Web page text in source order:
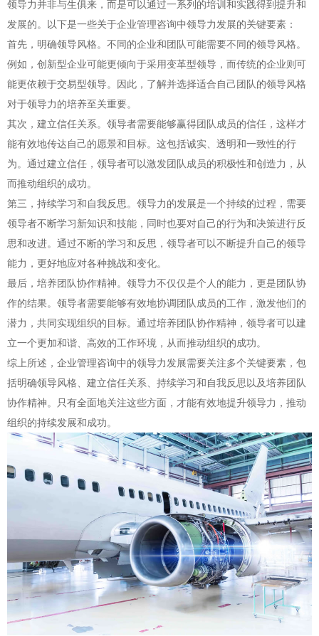
领导力并非与生俱来，而是可以通过一系列的培训和实践得到提升和
发展的。以下是一些关于企业管理咨询中领导力发展的关键要素：
首先，明确领导风格。不同的企业和团队可能需要不同的领导风格。
例如，创新型企业可能更倾向于采用变革型领导，而传统的企业则可
能更依赖于交易型领导。因此，了解并选择适合自己团队的领导风格
对于领导力的培养至关重要。
其次，建立信任关系。领导者需要能够赢得团队成员的信任，这样才
能有效地传达自己的愿景和目标。这包括诚实、透明和一致性的行
为。通过建立信任，领导者可以激发团队成员的积极性和创造力，从
而推动组织的成功。
第三，持续学习和自我反思。领导力的发展是一个持续的过程，需要
领导者不断学习新知识和技能，同时也要对自己的行为和决策进行反
思和改进。通过不断的学习和反思，领导者可以不断提升自己的领导
能力，更好地应对各种挑战和变化。
最后，培养团队协作精神。领导力不仅仅是个人的能力，更是团队协
作的结果。领导者需要能够有效地协调团队成员的工作，激发他们的
潜力，共同实现组织的目标。通过培养团队协作精神，领导者可以建
立一个更加和谐、高效的工作环境，从而推动组织的成功。
综上所述，企业管理咨询中的领导力发展需要关注多个关键要素，包
括明确领导风格、建立信任关系、持续学习和自我反思以及培养团队
协作精神。只有全面地关注这些方面，才能有效地提升领导力，推动
组织的持续发展和成功。